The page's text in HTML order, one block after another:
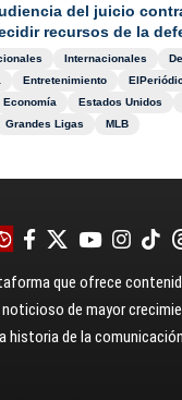
del juicio
recursos de la
Internacionales
Entretenimiento
Economía Estados Unidos
Grandes Ligas MLB
que ofrece
de mayor
historia de la